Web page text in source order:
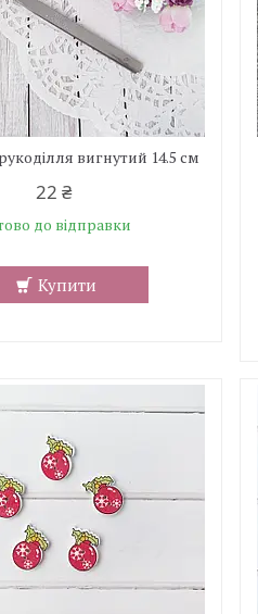
вигнутий 14.5 см
22 ₴
до відправки
Купити